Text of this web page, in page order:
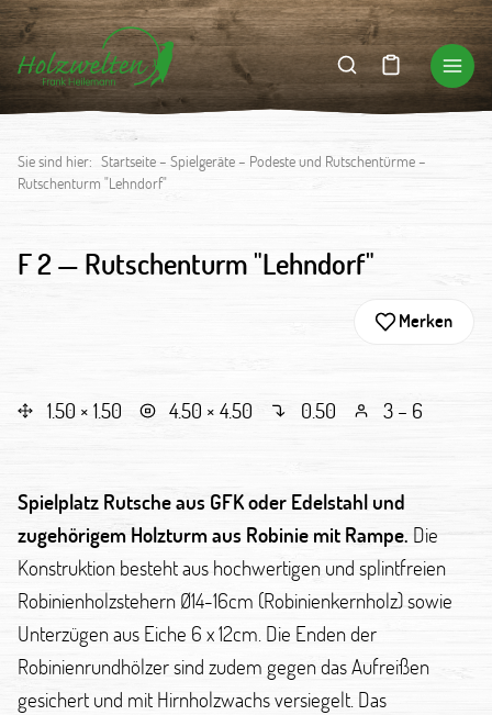
Sie sind hier: Startseite– Spielgeräte– Podeste und Rutschentürme –
Rutschenturm "Lehndorf"
F 2 — Rutschenturm "Lehndorf"
Merken
1.50 × 1.50 4.50 × 4.50 0.50 3 – 6
Spielplatz Rutsche aus GFK oder Edelstahl und
zugehörigem Holzturm aus Robinie mit Rampe. Die
Konstruktion besteht aus hochwertigen und splintfreien
Robinienholzstehern Ø14-16cm (Robinienkernholz) sowie
Unterzügen aus Eiche 6 x 12cm. Die Enden der
Robinienrundhölzer sind zudem gegen das Aufreißen
gesichert und mit Hirnholzwachs versiegelt. Das